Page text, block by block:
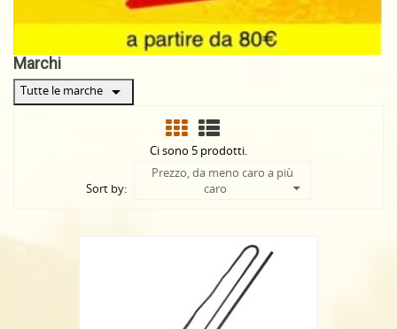
Marchi
Tutte le marche arrow_drop_down
Ci sono 5 prodotti.
Sort by:
Prezzo, da meno caro a più
caro